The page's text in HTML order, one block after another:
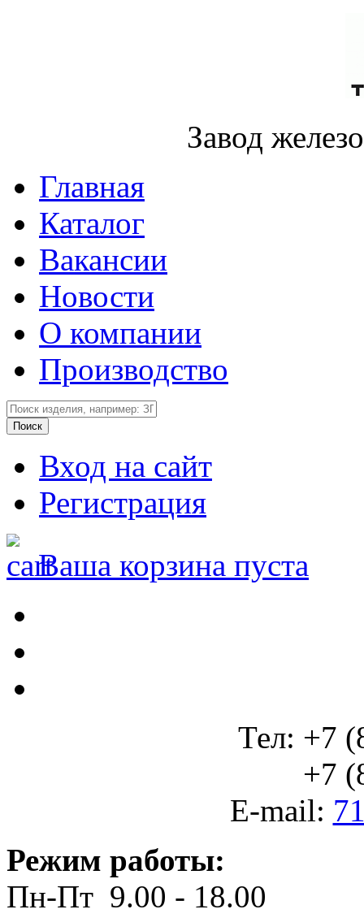
Завод
Главная
Каталог
Вакансии
Новости
О компании
Производство
Вход на сайт
Регистрация
Ваша корзина пуста
Тел: +7
+7
E-mail:
Режим работы:
Пн-Пт 9.00 - 18.00